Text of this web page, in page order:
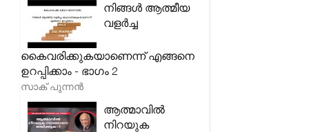
നിങ്ങൾ ആത്മീയ
വളർച്ച
കൈവരിക്കുകയാണെന്ന് എങ്ങനെ
ഉറപ്പിക്കാം - ഭാഗം 2
സാക് പുന്നൻ
ആത്മാവിൽ
നിറയുക